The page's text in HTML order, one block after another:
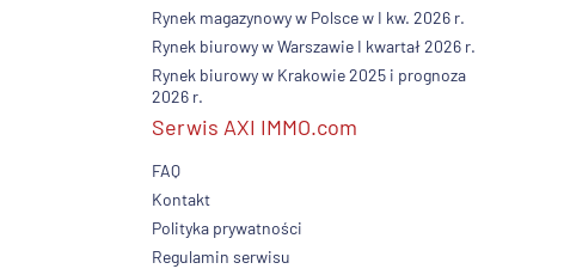
Rynek magazynowy w Polsce w I kw. 2026 r.
Rynek biurowy w Warszawie I kwartał 2026 r.
Rynek biurowy w Krakowie 2025 i prognoza
2026 r.
Serwis AXI IMMO.com
FAQ
Kontakt
Polityka prywatności
Regulamin serwisu